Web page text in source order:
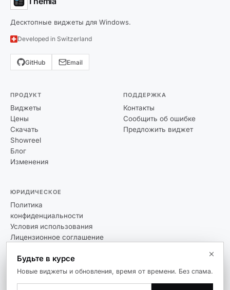
Десктопные виджеты для Windows.
Developed in Switzerland
GitHub Email
ПРОДУКТ
Виджеты
Цены
Скачать
Showreel
Блог
Изменения
ПОДДЕРЖКА
Контакты
Сообщить об ошибке
Предложить виджет
ЮРИДИЧЕСКОЕ
Политика
конфиденциальности
Условия использования
Лицензионное соглашение
Будьте в курсе
Новые виджеты и обновления, время от времени. Без спама.